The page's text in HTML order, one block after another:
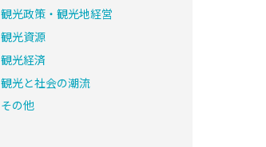
観光政策・観光地経営
観光資源
観光経済
観光と社会の潮流
その他